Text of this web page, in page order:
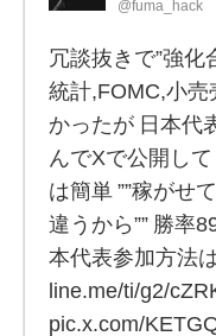
@fuma_hack
冗談抜きで”強化
統計,FOMC,小売
かったが 日本代
んでXで公開し
は簡単 ””稼がせ
違うから”” 勝率
本代表参加方法
line.me/ti/g2/
pic.x.com/